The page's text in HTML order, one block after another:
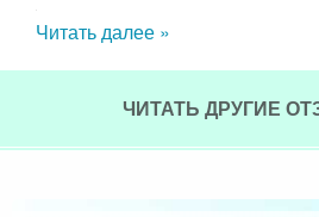
Читать далее »
ЧИТАТЬ ДРУГИЕ